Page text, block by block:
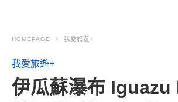
HOMEPAGE 我愛旅遊+
我愛旅遊+
伊瓜蘇瀑布 Iguazu